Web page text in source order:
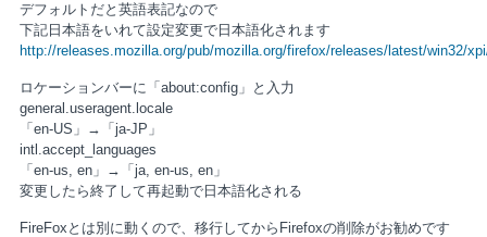
デフォルトだと英語表記なので
下記日本語をいれて設定変更で日本語化されます
http://releases.mozilla.org/pub/mozilla.org/firefox/releases/latest/win32/
ロケーションバーに「about:config」と入力
general.useragent.locale
「en-US」→「ja-JP」
intl.accept_languages
「en-us, en」→「ja, en-us, en」
変更したら終了して再起動で日本語化される
FireFoxとは別に動くので、移行してからFirefoxの削除がお勧めです